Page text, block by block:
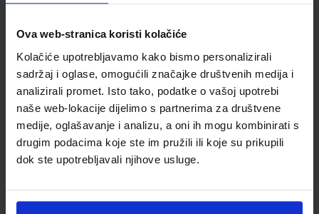
Ova web-stranica koristi kolačiće
Kolačiće upotrebljavamo kako bismo personalizirali
sadržaj i oglase, omogućili značajke društvenih medija i
analizirali promet. Isto tako, podatke o vašoj upotrebi
naše web-lokacije dijelimo s partnerima za društvene
medije, oglašavanje i analizu, a oni ih mogu kombinirati s
drugim podacima koje ste im pružili ili koje su prikupili
dok ste upotrebljavali njihove usluge.
ŠIFRA OMOTA:
Udžbenik Omot
KEMIJA 8; udžbenik kemije za osmi razred osnovne škole
Autor(i):Roko Vladušić Sanda Šimičić Miroslav Pernar
Nakladnik:
PROFIL KLETT d.o.o. Registarski broj ministarstva: